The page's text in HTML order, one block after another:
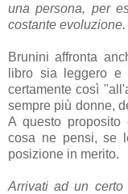
una persona, per
costante evoluzione.
Brunini affronta
libro sia leggero
certamente così
sempre più donne,
A questo proposito
cosa ne pensi, se
posizione in merito.
Arrivati ad un